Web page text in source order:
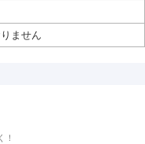
ません
！